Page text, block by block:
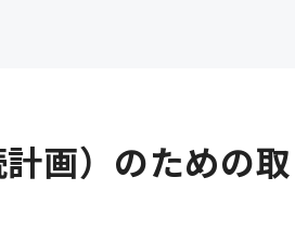
画）のための